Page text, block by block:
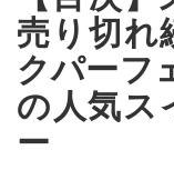
売り切れ
クパーフ
の人気ス
ー